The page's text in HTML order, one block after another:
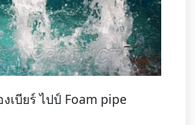
เบียร์ ไปป์ Foam pipe